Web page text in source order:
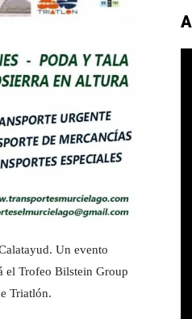
Un evento
el Trofeo Bilstein Group
Triatlón.